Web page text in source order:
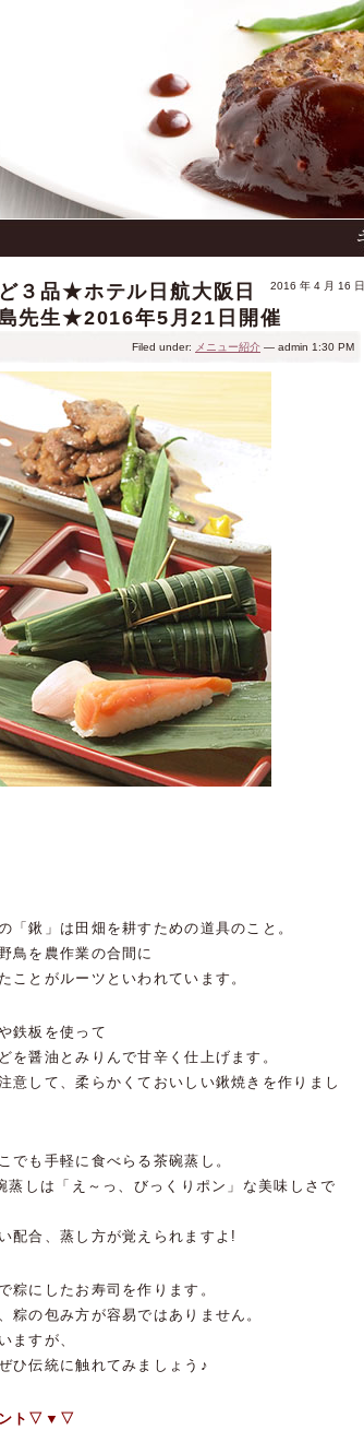
2016 年 4 月 16 日
３品★ホテル日航大阪日
先生★2016年5月21日開催
Filed under: メニュー紹介 — admin 1:30 PM
「鍬」は田畑を耕すための道具のこと。
鳥を農作業の合間に
ことがルーツといわれています。
鉄板を使って
を醤油とみりんで甘辛く仕上げます。
意して、柔らかくておいしい鍬焼きを作りまし
でも手軽に食べらる茶碗蒸し。
蒸しは「え～っ、びっくりポン」な美味しさで
配合、蒸し方が覚えられますよ!
粽にしたお寿司を作ります。
粽の包み方が容易ではありません。
ますが、
ひ伝統に触れてみましょう♪
ト▽▼▽